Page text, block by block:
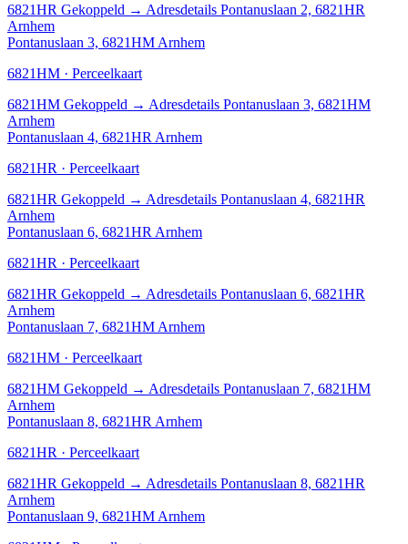
6821HR Gekoppeld → Adresdetails Pontanuslaan 2, 6821HR
Arnhem
Pontanuslaan 3, 6821HM Arnhem
6821HM · Perceelkaart
6821HM Gekoppeld → Adresdetails Pontanuslaan 3, 6821HM
Arnhem
Pontanuslaan 4, 6821HR Arnhem
6821HR · Perceelkaart
6821HR Gekoppeld → Adresdetails Pontanuslaan 4, 6821HR
Arnhem
Pontanuslaan 6, 6821HR Arnhem
6821HR · Perceelkaart
6821HR Gekoppeld → Adresdetails Pontanuslaan 6, 6821HR
Arnhem
Pontanuslaan 7, 6821HM Arnhem
6821HM · Perceelkaart
6821HM Gekoppeld → Adresdetails Pontanuslaan 7, 6821HM
Arnhem
Pontanuslaan 8, 6821HR Arnhem
6821HR · Perceelkaart
6821HR Gekoppeld → Adresdetails Pontanuslaan 8, 6821HR
Arnhem
Pontanuslaan 9, 6821HM Arnhem